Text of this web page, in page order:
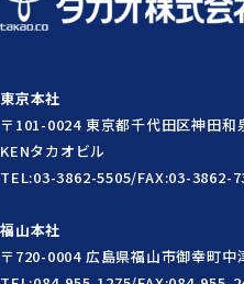
東京本社
〒101-0024 東京都千代田区神田和
KENタカオビル
TEL:03-3862-5505/FAX:03-3862-
福山本社
〒720-0004 広島県福山市御幸町中